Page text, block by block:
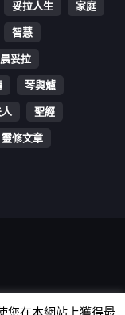
妥拉人生
家庭
智慧
妥拉
琴與爐
聖經
靈修文章